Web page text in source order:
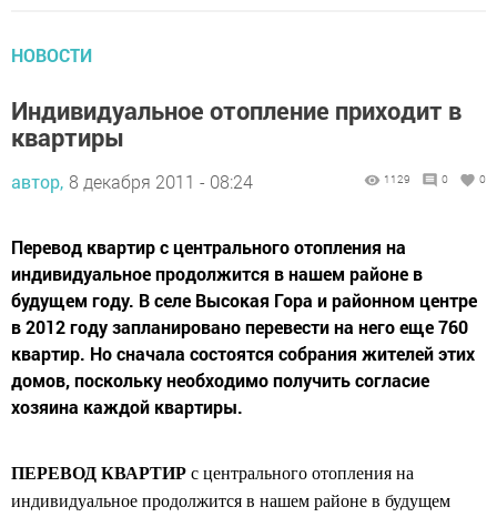
НОВОСТИ
Индивидуальное отопление приходит в
квартиры
автор, 8 декабря 2011 - 08:24 1129 0 0
Перевод квартир с центрального отопления на
индивидуальное продолжится в нашем районе в
будущем году. В селе Высокая Гора и районном центре
в 2012 году запланировано перевести на него еще 760
квартир. Но сначала состоятся собрания жителей этих
домов, поскольку необходимо получить согласие
хозяина каждой квартиры.
ПЕРЕВОД КВАРТИР с центрального отопления на
индивидуальное продолжится в нашем районе в будущем